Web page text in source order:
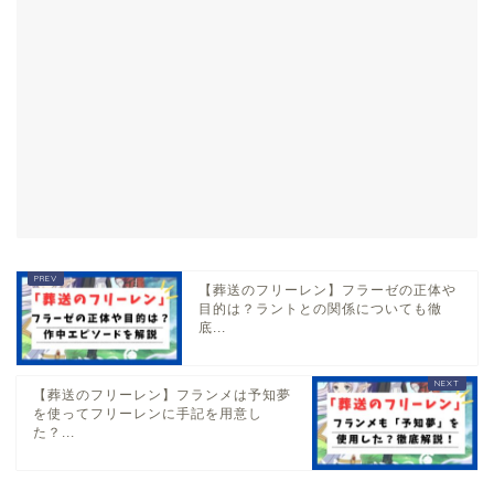
【葬送のフリーレン】フラーゼの正体や
目的は？ラントとの関係についても徹
底...
【葬送のフリーレン】フランメは予知夢
を使ってフリーレンに手記を用意し
た？...